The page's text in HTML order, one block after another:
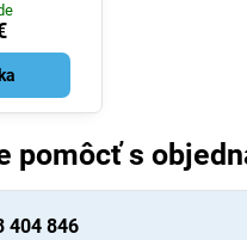
pomôcť s
404 846